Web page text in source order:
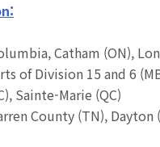
Catham (ON),
of Division 15 and 6
Sainte-Marie (QC)
County (TN),